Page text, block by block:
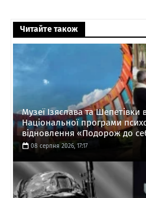
Читайте також
Музеї Ізяслава та
Національної програми
відновлення «Подорож до
08 серпня 2026, 17:17